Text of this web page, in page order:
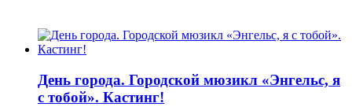
День города. Городской мюзикл «Энгельс, я
с тобой». Кастинг!